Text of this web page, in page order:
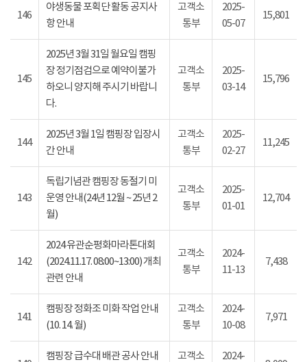
146
야생동물 포획단 활동 공지사
항 안내
고객소
통부
2025-
05-07
15,801
145
2025년 3월 31일 월요일 캠핑
장 정기점검으로 예약이불가
하오니 양지해 주시기 바랍니
다.
고객소
통부
2025-
03-14
15,796
144
2025년 3월 1일 캠핑장 입장시
간 안내
고객소
통부
2025-
02-27
11,245
143
독립기념관 캠핑장 동절기 미
운영 안내(24년 12월 ~ 25년 2
월)
고객소
통부
2025-
01-01
12,704
142
2024 유관순평화마라톤대회
(2024.11.17. 08:00~13:00) 개최
관련 안내
고객소
통부
2024-
11-13
7,438
141
캠핑장 정화조 미화 작업 안내
(10. 14. 월)
고객소
통부
2024-
10-08
7,971
캠핑장 급수대 배관 공사 안내
고객소
2024-